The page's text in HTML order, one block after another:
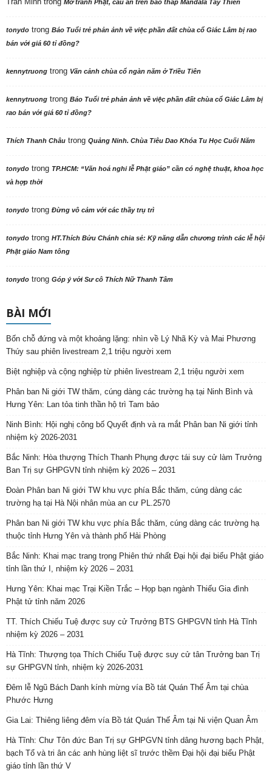
Mở tranh Phật, cầu an trên bảo tháp Mandala Tây Thiên
tonydo trong Báo Tuổi trẻ phản ảnh về việc phần đất chùa cổ Giác Lâm bị rao
bán với giá 60 tỉ đồng?
kennytruong trong Vãn cảnh chùa cổ ngàn năm ở Triều Tiên
kennytruong trong Báo Tuổi trẻ phản ảnh về việc phần đất chùa cổ Giác Lâm bị
rao bán với giá 60 tỉ đồng?
Thích Thanh Châu trong Quảng Ninh. Chùa Tiêu Dao Khóa Tu Học Cuối Năm
tonydo trong TP.HCM: “Văn hoá nghi lễ Phật giáo” cần có nghệ thuật, khoa học
và hợp thời
tonydo trong Đừng vô cảm với các thầy trụ trì
tonydo trong HT.Thích Bửu Chánh chia sẻ: Kỹ năng dẫn chương trình các lễ hội
Phật giáo Nam tông
tonydo trong Góp ý với Sư cô Thích Nữ Thanh Tâm
BÀI MỚI
Bốn chỗ đứng và một khoảng lặng: nhìn về Lý Nhã Kỳ và Mai Phương
Thúy sau phiên livestream 2,1 triệu người xem
Biệt nghiệp và cộng nghiệp từ phiên livestream 2,1 triệu người xem
Phân ban Ni giới TW thăm, cúng dàng các trường hạ tại Ninh Bình và
Hưng Yên: Lan tỏa tinh thần hộ trì Tam bảo
Ninh Bình: Hội nghị công bố Quyết định và ra mắt Phân ban Ni giới tỉnh
nhiệm kỳ 2026-2031
Bắc Ninh: Hòa thượng Thích Thanh Phụng được tái suy cử làm Trưởng
Ban Trị sự GHPGVN tỉnh nhiệm kỳ 2026 – 2031
Đoàn Phân ban Ni giới TW khu vực phía Bắc thăm, cúng dàng các
trường hạ tại Hà Nội nhân mùa an cư PL.2570
Phân ban Ni giới TW khu vực phía Bắc thăm, cúng dàng các trường hạ
thuộc tỉnh Hưng Yên và thành phố Hải Phòng
Bắc Ninh: Khai mạc trang trọng Phiên thứ nhất Đại hội đại biểu Phật giáo
tỉnh lần thứ I, nhiệm kỳ 2026 – 2031
Hưng Yên: Khai mạc Trại Kiền Trắc – Họp bạn ngành Thiếu Gia đình
Phật tử tỉnh năm 2026
TT. Thích Chiếu Tuệ được suy cử Trưởng BTS GHPGVN tỉnh Hà Tĩnh
nhiệm kỳ 2026 – 2031
Hà Tĩnh: Thượng tọa Thích Chiếu Tuệ được suy cử tân Trưởng ban Trị
sự GHPGVN tỉnh, nhiệm kỳ 2026-2031
Đêm lễ Ngũ Bách Danh kính mừng vía Bồ tát Quán Thế Âm tại chùa
Phước Hưng
Gia Lai: Thiêng liêng đêm vía Bồ tát Quán Thế Âm tại Ni viện Quan Âm
Hà Tĩnh: Chư Tôn đức Ban Trị sự GHPGVN tỉnh dâng hương bạch Phật,
bạch Tổ và tri ân các anh hùng liệt sĩ trước thềm Đại hội đại biểu Phật
giáo tỉnh lần thứ V